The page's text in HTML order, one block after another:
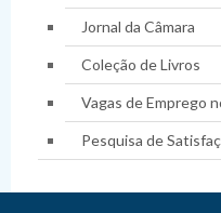
Jornal da Câmara
Coleção de Livros
Vagas de Emprego
Pesquisa de